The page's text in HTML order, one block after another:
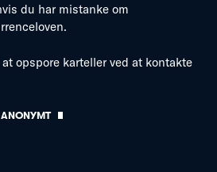
du har mistanke om
opspore karteller ved at kontakte